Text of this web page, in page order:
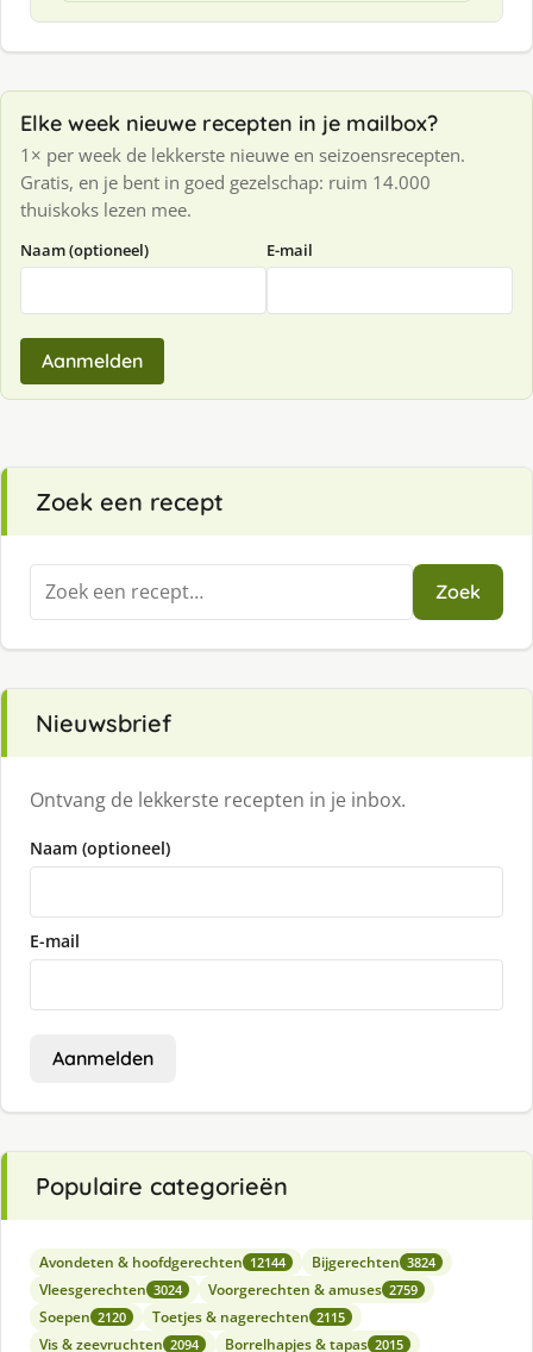
Elke week nieuwe recepten in je mailbox?
1× per week de lekkerste nieuwe en seizoensrecepten.
Gratis, en je bent in goed gezelschap: ruim 14.000
thuiskoks lezen mee.
Naam (optioneel) E-mail
Aanmelden
Zoek een recept
Zoeken
naar:
Zoek
Nieuwsbrief
Ontvang de lekkerste recepten in je inbox.
Naam (optioneel)
E-mail
Aanmelden
Populaire categorieën
Avondeten & hoofdgerechten 12144 Bijgerechten 3824
Vleesgerechten 3024 Voorgerechten & amuses 2759
Soepen 2120 Toetjes & nagerechten 2115
Vis & zeevruchten 2094 Borrelhapjes & tapas 2015